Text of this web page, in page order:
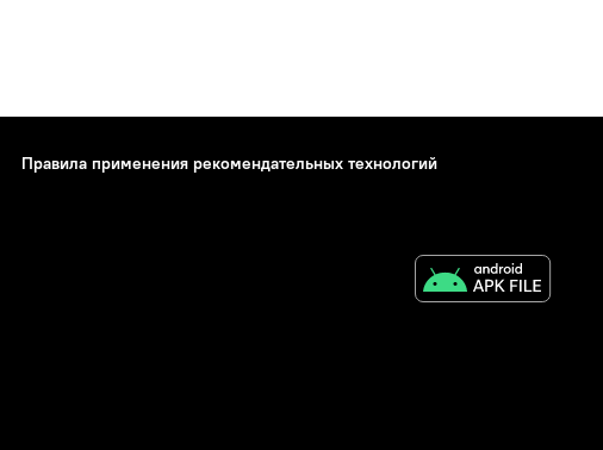
Правила применения рекомендательных технологий